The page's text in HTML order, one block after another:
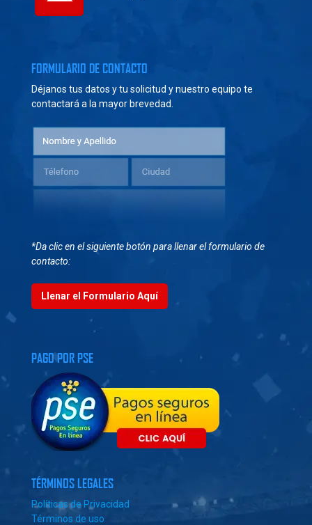
FORMULARIO DE CONTACTO
Déjanos tus datos y tu solicitud y nuestro equipo te
contactará a la mayor brevedad.
*Da clic en el siguiente botón para llenar el formulario de
contacto:
Llenar el Formulario Aquí
PAGO POR PSE
TÉRMINOS LEGALES
Políticas de Privacidad
Términos de uso